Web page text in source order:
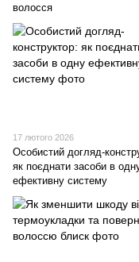
волосся
17 лютого 2026
Особистий догляд-
як поєднати засоби в
ефективну систему